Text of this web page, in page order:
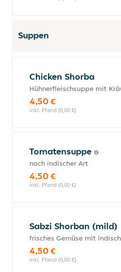
Suppen
Chicken Shorba
Hühnerfleischsuppe mit
4,50 €
inkl. Pfand (0,00 €)
Tomatensuppe
nach indischer Art
4,50 €
inkl. Pfand (0,00 €)
Sabzi Shorban (mild)
frisches Gemüse mit
4,50 €
inkl. Pfand (0,00 €)